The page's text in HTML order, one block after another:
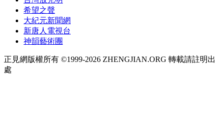
希望之聲
大紀元新聞網
新唐人電視台
神韻藝術團
正見網版權所有 ©1999-2026 ZHENGJIAN.ORG 轉載請註明出
處